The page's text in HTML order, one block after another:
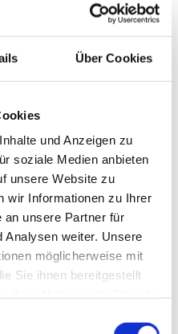
Über Cookies
und Anzeigen zu
soziale Medien anbieten
unsere Website zu
wir Informationen zu Ihrer
an unsere Partner für
Analysen weiter. Unsere
möglicherweise mit
Sie ihnen bereitgestellt
FS-
hat sich über die
als Lieferant für
erworben. FSA ist
der
Innovationskraft und
Eine
und
zufriedene
Gesamtbild ab.